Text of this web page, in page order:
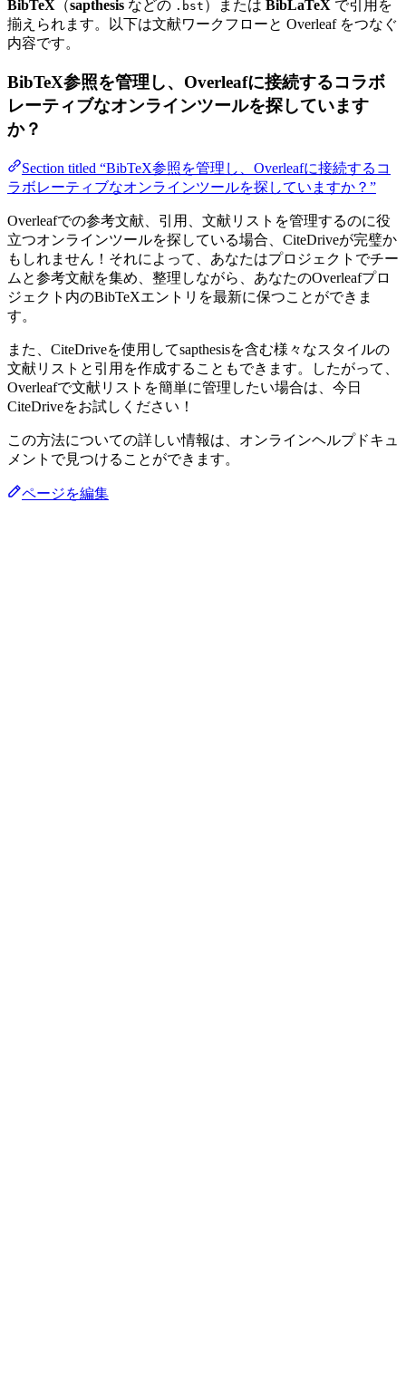
BibTeX （sapthesis などの .bst ）または BibLaTeX で引用を
揃えられます。以下は文献ワークフローと Overleaf をつなぐ
内容です。
BibTeX参照を管理し、Overleafに接続するコラボ
レーティブなオンラインツールを探しています
か？
Section titled “BibTeX参照を管理し、Overleafに接続するコ
ラボレーティブなオンラインツールを探していますか？”
Overleafでの参考文献、引用、文献リストを管理するのに役
立つオンラインツールを探している場合、CiteDriveが完璧か
もしれません！それによって、あなたはプロジェクトでチー
ムと参考文献を集め、整理しながら、あなたのOverleafプロ
ジェクト内のBibTeXエントリを最新に保つことができま
す。
また、CiteDriveを使用してsapthesisを含む様々なスタイルの
文献リストと引用を作成することもできます。したがって、
Overleafで文献リストを簡単に管理したい場合は、今日
CiteDriveをお試しください！
この方法についての詳しい情報は、オンラインヘルプドキュ
メントで見つけることができます。
ページを編集